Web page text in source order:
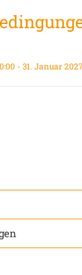
- 31. Januar